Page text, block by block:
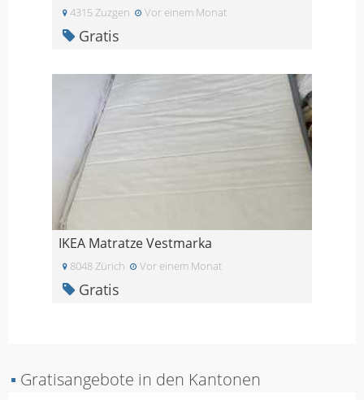
4315 Zuzgen Vor einem Monat
Gratis
IKEA Matratze Vestmarka
8048 Zürich Vor einem Monat
Gratis
▪ Gratisangebote in den Kantonen